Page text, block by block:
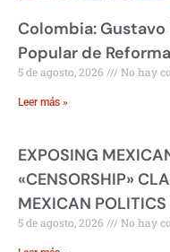
Colombia:
Popular de
5 de agosto, 2026 No hay
Leer más »
EXPOSING
«CENSORSHIP»
MEXICAN
5 de agosto, 2026 No hay